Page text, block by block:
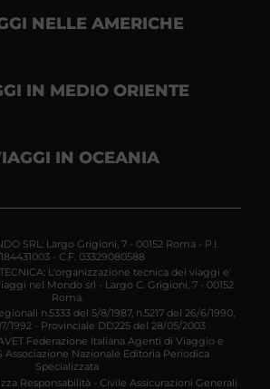
NELLE AMERICHE
IN MEDIO ORIENTE
IN OCEANIA
SRL: Largo Grigioni, 7 - 00152 Roma - P.I.
- C.F. 03329080588
L'organizzazione tecnica dei viaggi e'
nel Mondo srl - Largo C. Grigioni, 7 - 00152
Roma.
n.5333 del 5/8/1987, n.5217 del 26/6/1990,
1992 - Provinciale DD225 del 28/05/2003
Federazione Italiana Agenti di Viaggio e
Associazione Nazionale Editoria Periodica
Specializzata
Responsabilità - Civile Assicurazioni Generali